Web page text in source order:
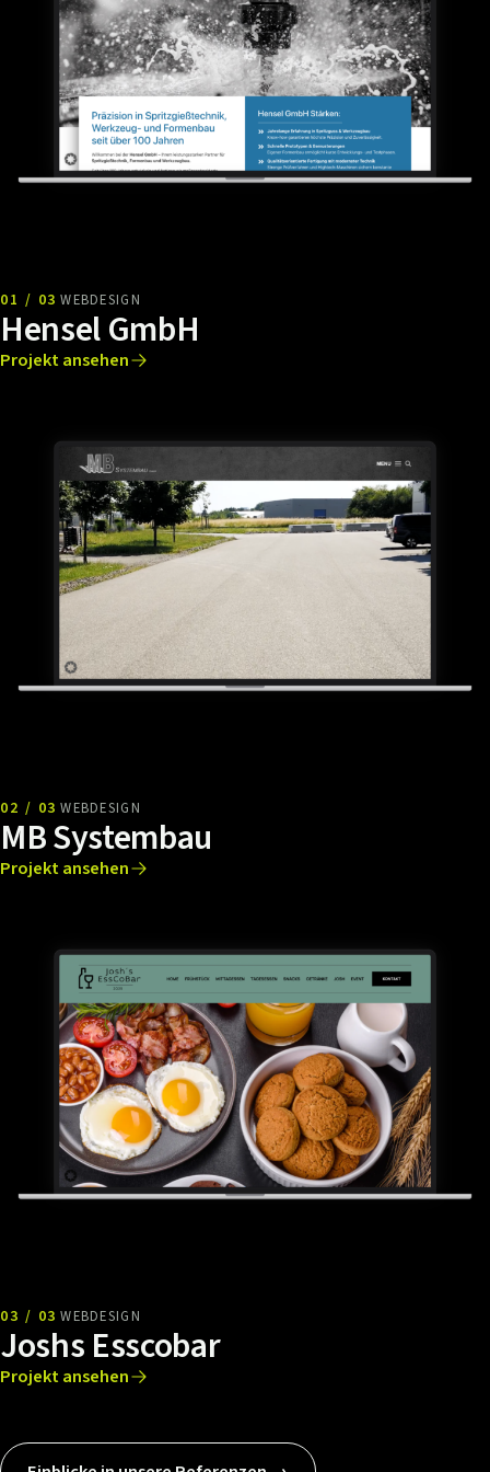
01 / 03 WEBDESIGN
Hensel GmbH
Projekt ansehen
02 / 03 WEBDESIGN
MB Systembau
Projekt ansehen
03 / 03 WEBDESIGN
Joshs Esscobar
Projekt ansehen